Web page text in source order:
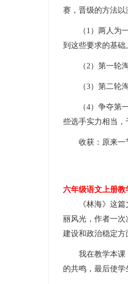
赛，晋级的方法以
（1）两人为一
到这些要求的基础
（2）第一轮淘
（3）第二轮淘
（4）争夺第一
些选手实力相当，
收获：原来一节
六年级语文上册教
《林海》这篇文
丽风光，作者一
建设和政治稳定方
我在教学本课，
的共鸣，最后使学